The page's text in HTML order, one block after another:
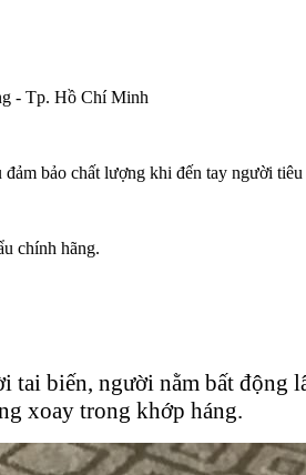
- Tp. Hồ Chí Minh
bảo chất lượng khi đến tay người tiêu
chính hãng.
tai biến, người nằm bất động
xoay trong khớp háng.